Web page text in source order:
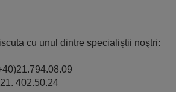
cu unul dintre specialiştii noştri:
402.50.24